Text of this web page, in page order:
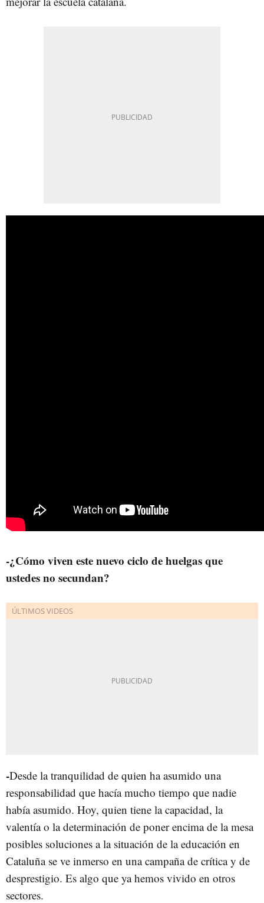
-¿Cómo viven este nuevo ciclo de huelgas que
ustedes no secundan?
-Desde la tranquilidad de quien ha asumido una
responsabilidad que hacía mucho tiempo que nadie
había asumido. Hoy, quien tiene la capacidad, la
valentía o la determinación de poner encima de la mesa
posibles soluciones a la situación de la educación en
Cataluña se ve inmerso en una campaña de crítica y de
desprestigio. Es algo que ya hemos vivido en otros
sectores.